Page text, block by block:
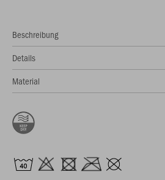
Beschreibung
Details
Material